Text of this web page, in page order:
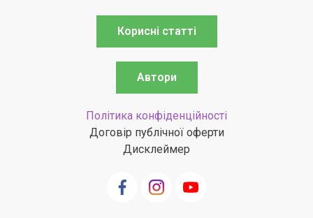
Корисні статті
Автори
Політика конфіденційності
Договір публічної оферти
Дисклеймер